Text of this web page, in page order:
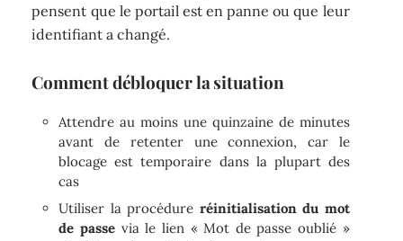
pensent que le portail est en panne ou que leur
identifiant a changé.
Comment débloquer la situation
Attendre au moins une quinzaine de minutes
avant de retenter une connexion, car le
blocage est temporaire dans la plupart des
cas
Utiliser la procédure réinitialisation du mot
de passe via le lien « Mot de passe oublié »